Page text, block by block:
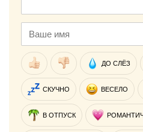
ДО СЛЁЗ
СКУЧНО ВЕСЕЛО
В ОТПУСК